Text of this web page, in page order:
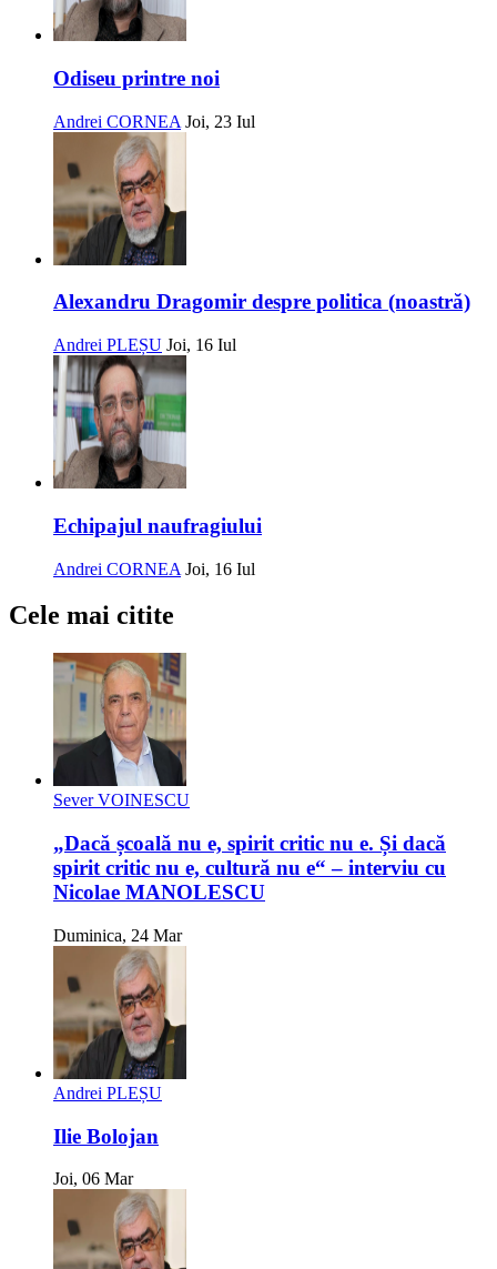
Odiseu printre noi
Andrei CORNEA Joi, 23 Iul
Alexandru Dragomir despre politica (noastră)
Andrei PLEȘU Joi, 16 Iul
Echipajul naufragiului
Andrei CORNEA Joi, 16 Iul
Cele mai citite
Sever VOINESCU
„Dacă școală nu e, spirit critic nu e. Și dacă
spirit critic nu e, cultură nu e“ – interviu cu
Nicolae MANOLESCU
Duminica, 24 Mar
Andrei PLEȘU
Ilie Bolojan
Joi, 06 Mar